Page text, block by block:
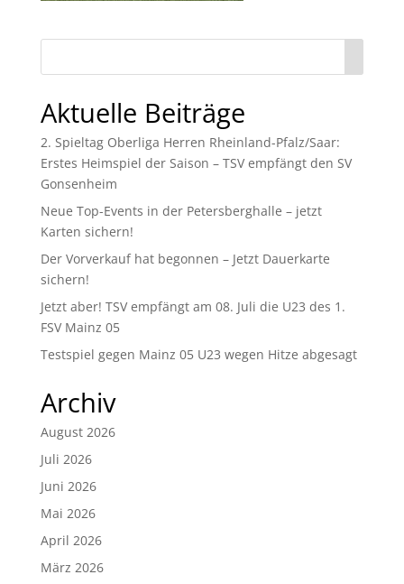
Aktuelle Beiträge
2. Spieltag Oberliga Herren Rheinland-Pfalz/Saar:
Erstes Heimspiel der Saison – TSV empfängt den SV
Gonsenheim
Neue Top-Events in der Petersberghalle – jetzt
Karten sichern!
Der Vorverkauf hat begonnen – Jetzt Dauerkarte
sichern!
Jetzt aber! TSV empfängt am 08. Juli die U23 des 1.
FSV Mainz 05
Testspiel gegen Mainz 05 U23 wegen Hitze abgesagt
Archiv
August 2026
Juli 2026
Juni 2026
Mai 2026
April 2026
März 2026